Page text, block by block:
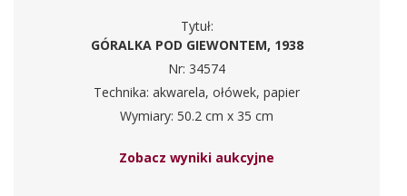
Tytuł:
GÓRALKA POD GIEWONTEM, 1938
Nr: 34574
Technika: akwarela, ołówek, papier
Wymiary: 50.2 cm x 35 cm
Zobacz wyniki aukcyjne